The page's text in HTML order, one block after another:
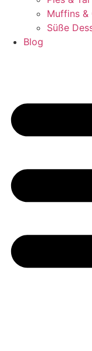
Muffins &
Süße
Blog